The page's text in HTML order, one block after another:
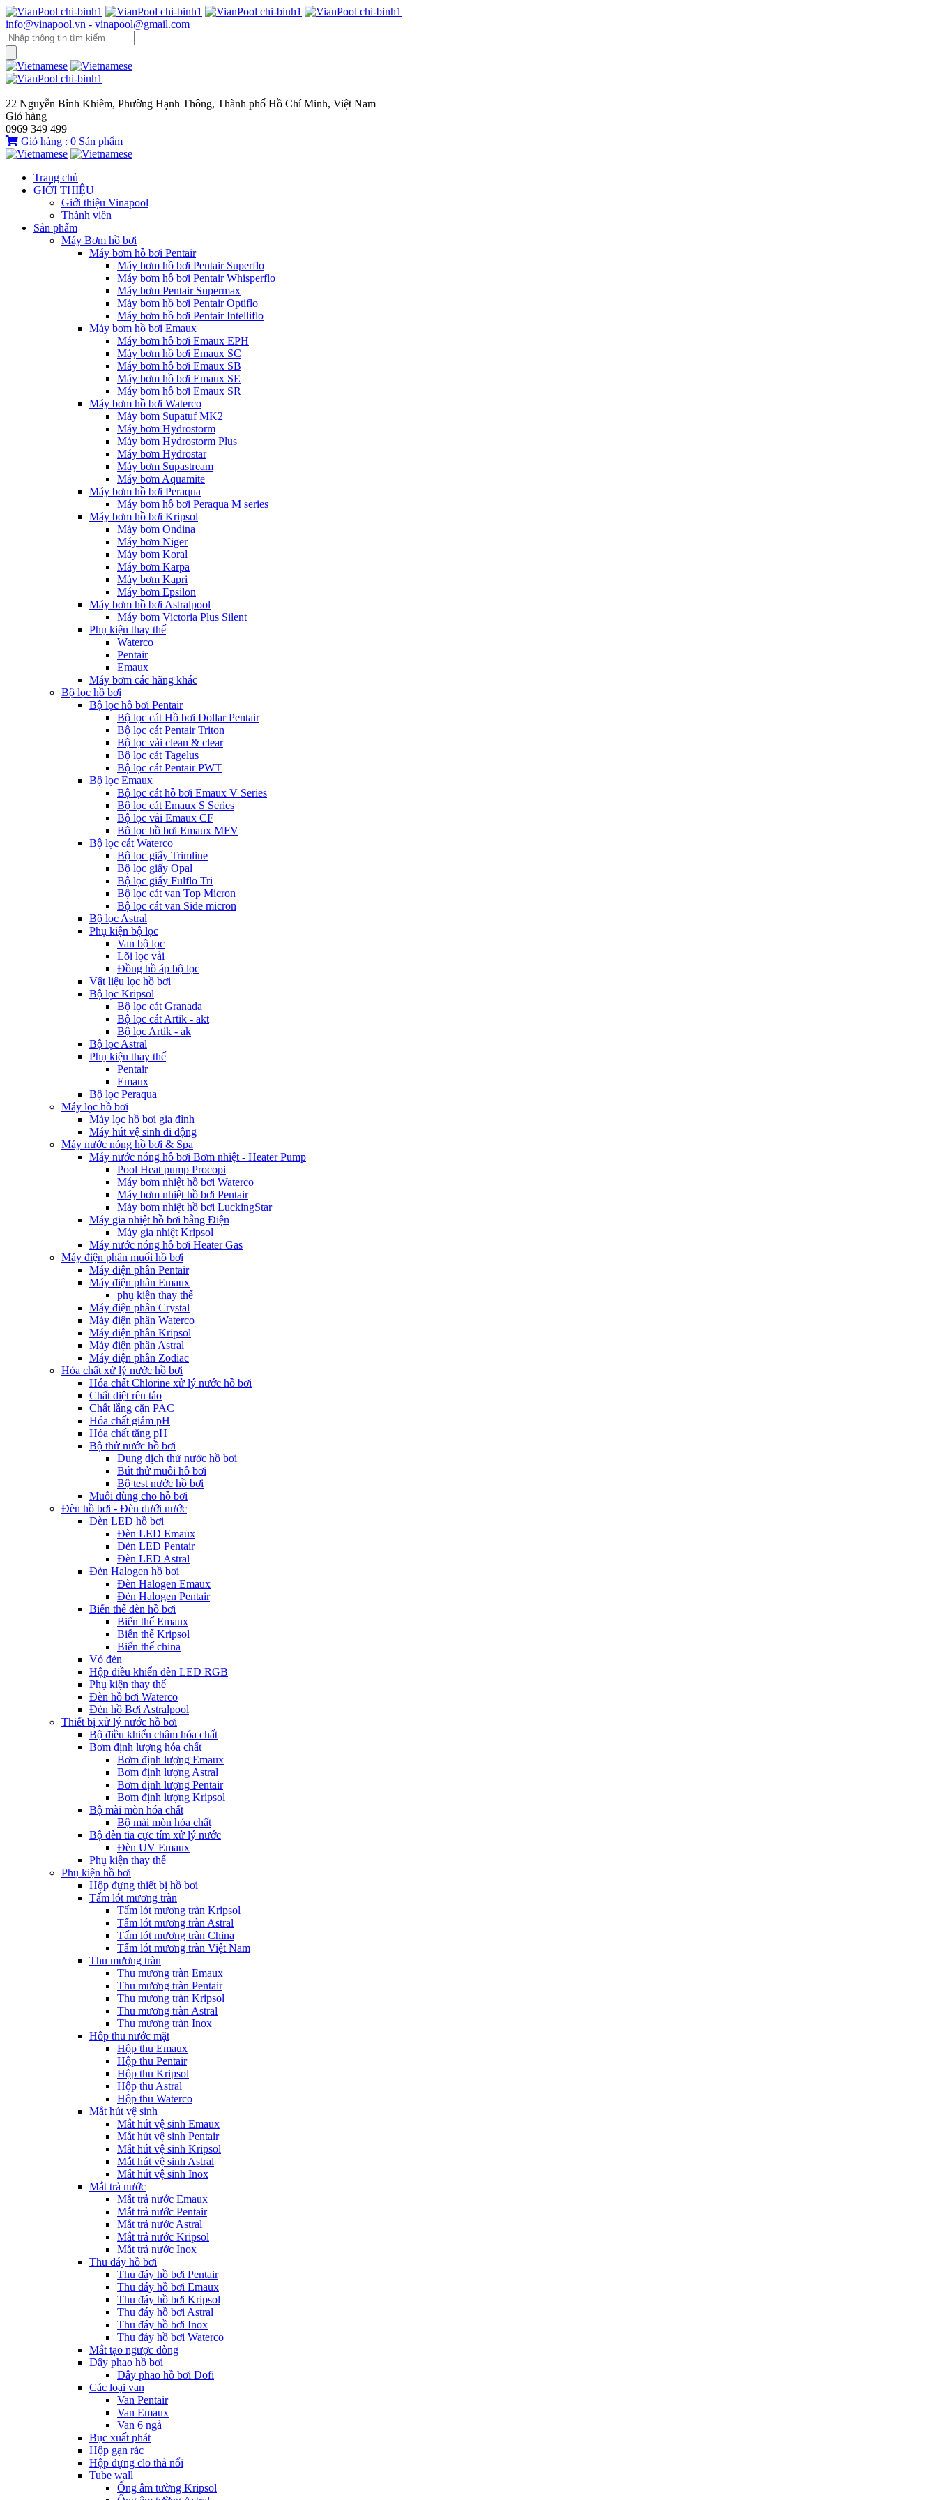
info@vinapool.vn - vinapool@gmail.com
22 Nguyễn Bỉnh Khiêm, Phường Hạnh Thông, Thành phố Hồ Chí Minh, Việt Nam
Giỏ hàng
0969 349 499
Giỏ hàng : 0 Sản phẩm
Trang chủ
GIỚI THIỆU
Giới thiệu Vinapool
Thành viên
Sản phẩm
Máy Bơm hồ bơi
Máy bơm hồ bơi Pentair
Máy bơm hồ bơi Pentair Superflo
Máy bơm hồ bơi Pentair Whisperflo
Máy bơm Pentair Supermax
Máy bơm hồ bơi Pentair Optiflo
Máy bơm hồ bơi Pentair Intelliflo
Máy bơm hồ bơi Emaux
Máy bơm hồ bơi Emaux EPH
Máy bơm hồ bơi Emaux SC
Máy bơm hồ bơi Emaux SB
Máy bơm hồ bơi Emaux SE
Máy bơm hồ bơi Emaux SR
Máy bơm hồ bơi Waterco
Máy bơm Supatuf MK2
Máy bơm Hydrostorm
Máy bơm Hydrostorm Plus
Máy bơm Hydrostar
Máy bơm Supastream
Máy bơm Aquamite
Máy bơm hồ bơi Peraqua
Máy bơm hồ bơi Peraqua M series
Máy bơm hồ bơi Kripsol
Máy bơm Ondina
Máy bơm Niger
Máy bơm Koral
Máy bơm Karpa
Máy bơm Kapri
Máy bơm Epsilon
Máy bơm hồ bơi Astralpool
Máy bơm Victoria Plus Silent
Phụ kiện thay thế
Waterco
Pentair
Emaux
Máy bơm các hãng khác
Bộ lọc hồ bơi
Bộ lọc hồ bơi Pentair
Bộ lọc cát Hồ bơi Dollar Pentair
Bộ lọc cát Pentair Triton
Bộ lọc vải clean & clear
Bộ lọc cát Tagelus
Bộ lọc cát Pentair PWT
Bộ lọc Emaux
Bộ lọc cát hồ bơi Emaux V Series
Bộ lọc cát Emaux S Series
Bộ lọc vải Emaux CF
Bô lọc hồ bơi Emaux MFV
Bộ lọc cát Waterco
Bộ lọc giấy Trimline
Bộ lọc giấy Opal
Bộ lọc giấy Fulflo Tri
Bộ lọc cát van Top Micron
Bộ lọc cát van Side micron
Bộ lọc Astral
Phụ kiện bộ lọc
Van bộ lọc
Lõi lọc vải
Đồng hồ áp bộ lọc
Vật liệu lọc hồ bơi
Bộ lọc Kripsol
Bộ lọc cát Granada
Bộ lọc cát Artik - akt
Bộ lọc Artik - ak
Bộ lọc Astral
Phụ kiện thay thế
Pentair
Emaux
Bộ lọc Peraqua
Máy lọc hồ bơi
Máy lọc hồ bơi gia đình
Máy hút vệ sinh di động
Máy nước nóng hồ bơi & Spa
Máy nước nóng hồ bơi Bơm nhiệt - Heater Pump
Pool Heat pump Procopi
Máy bơm nhiệt hồ bơi Waterco
Máy bơm nhiệt hồ bơi Pentair
Máy bơm nhiệt hồ bơi LuckingStar
Máy gia nhiệt hồ bơi bằng Điện
Máy gia nhiệt Kripsol
Máy nước nóng hồ bơi Heater Gas
Máy điện phân muối hồ bơi
Máy điện phân Pentair
Máy điện phân Emaux
phụ kiện thay thế
Máy điện phân Crystal
Máy điện phân Waterco
Máy điện phân Kripsol
Máy điện phân Astral
Máy điện phân Zodiac
Hóa chất xử lý nước hồ bơi
Hóa chất Chlorine xử lý nước hồ bơi
Chất diệt rêu tảo
Chất lắng cặn PAC
Hóa chất giảm pH
Hóa chất tăng pH
Bộ thử nước hồ bơi
Dung dịch thử nước hồ bơi
Bút thử muối hồ bơi
Bộ test nước hồ bơi
Muối dùng cho hồ bơi
Đèn hồ bơi - Đèn dưới nước
Đèn LED hồ bơi
Đèn LED Emaux
Đèn LED Pentair
Đèn LED Astral
Đèn Halogen hồ bơi
Đèn Halogen Emaux
Đèn Halogen Pentair
Biến thế đèn hồ bơi
Biến thế Emaux
Biến thế Kripsol
Biến thế china
Vỏ đèn
Hộp điều khiển đèn LED RGB
Phụ kiện thay thế
Đèn hồ bơi Waterco
Đèn hồ Bơi Astralpool
Thiết bị xử lý nước hồ bơi
Bộ điều khiển châm hóa chất
Bơm định lượng hóa chất
Bơm định lượng Emaux
Bơm định lượng Astral
Bơm định lượng Pentair
Bơm định lượng Kripsol
Bộ mài mòn hóa chất
Bộ mài mòn hóa chất
Bộ đèn tia cực tím xử lý nước
Đèn UV Emaux
Phụ kiện thay thế
Phụ kiện hồ bơi
Hộp đựng thiết bị hồ bơi
Tấm lót mương tràn
Tấm lót mương tràn Kripsol
Tấm lót mương tràn Astral
Tấm lót mương tràn China
Tấm lót mương tràn Việt Nam
Thu mương tràn
Thu mương tràn Emaux
Thu mương tràn Pentair
Thu mương tràn Kripsol
Thu mương tràn Astral
Thu mương tràn Inox
Hôp thu nước mặt
Hộp thu Emaux
Hộp thu Pentair
Hộp thu Kripsol
Hộp thu Astral
Hộp thu Waterco
Mắt hút vệ sinh
Mắt hút vệ sinh Emaux
Mắt hút vệ sinh Pentair
Mắt hút vệ sinh Kripsol
Mắt hút vệ sinh Astral
Mắt hút vệ sinh Inox
Mắt trả nước
Mắt trả nước Emaux
Mắt trả nước Pentair
Mắt trả nước Astral
Mắt trả nước Kripsol
Mắt trả nước Inox
Thu đáy hồ bơi
Thu đáy hồ bơi Pentair
Thu đáy hồ bơi Emaux
Thu đáy hồ bơi Kripsol
Thu đáy hồ bơi Astral
Thu đáy hồ bơi Inox
Thu đáy hồ bơi Waterco
Mắt tạo ngược dòng
Dây phao hồ bơi
Dây phao hồ bơi Dofi
Các loại van
Van Pentair
Van Emaux
Van 6 ngả
Bục xuất phát
Hộp gạn rác
Hộp đựng clo thả nổi
Tube wall
Ống âm tường Kripsol